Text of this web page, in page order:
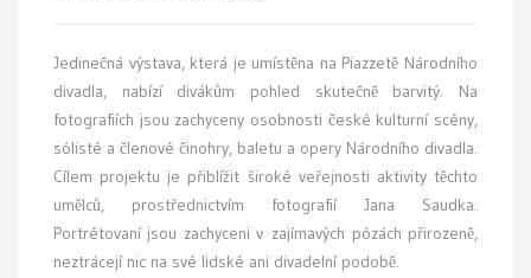
Jedinečná výstava, která je umístěna na Piazzetě Národního
divadla, nabízí divákům pohled skutečně barvitý. Na
fotografiích jsou zachyceny osobnosti české kulturní scény,
sólisté a členové činohry, baletu a opery Národního divadla.
Cílem projektu je přiblížit široké veřejnosti aktivity těchto
umělců, prostřednictvím fotografií Jana Saudka.
Portrétovaní jsou zachyceni v zajímavých pózách přirozeně,
neztrácejí nic na své lidské ani divadelní podobě.